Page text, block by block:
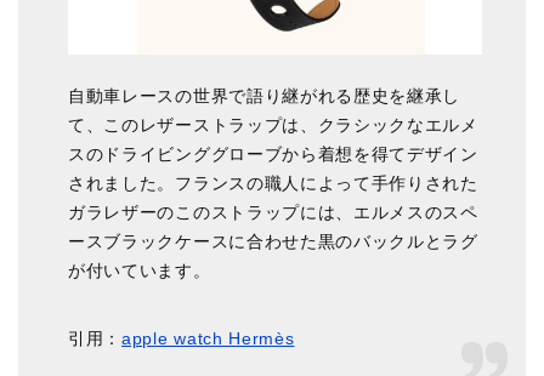
自動車レースの世界で語り継がれる歴史を継承し
て、このレザーストラップは、クラシックなエルメ
スのドライビンググローブから着想を得てデザイン
されました。フランスの職人によって手作りされた
ガラレザーのこのストラップには、エルメスのスペ
ースブラックケースに合わせた黒のバックルとラグ
が付いています。
引用：apple watch Hermès